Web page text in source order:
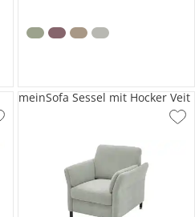
meinSofa Sessel mit Hocker Veit